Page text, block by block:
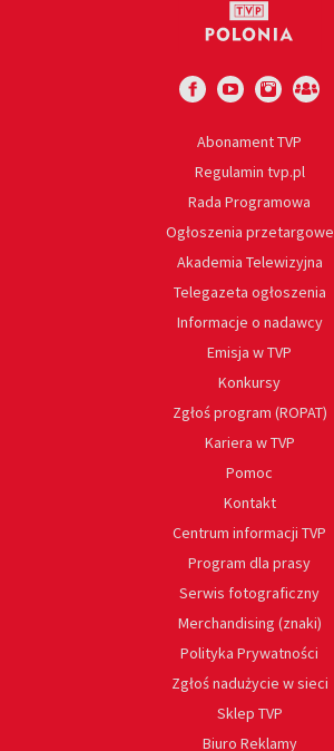
Abonament TVP
Regulamin tvp.pl
Rada Programowa
Ogłoszenia przetargowe
Akademia Telewizyjna
Telegazeta ogłoszenia
Informacje o nadawcy
Emisja w TVP
Konkursy
Zgłoś program (ROPAT)
Kariera w TVP
Pomoc
Kontakt
Centrum informacji TVP
Program dla prasy
Serwis fotograficzny
Merchandising (znaki)
Polityka Prywatności
Zgłoś nadużycie w sieci
Sklep TVP
Biuro Reklamy